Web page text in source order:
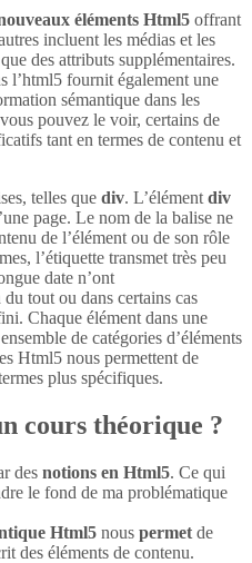
éléments Html5 offrant
incluent les médias et les
des attributs supplémentaires.
l’html5 fournit également une
sémantique dans les
pouvez le voir, certains de
tant en termes de contenu et
telles que div. L’élément div
page. Le nom de la balise ne
de l’élément ou de son rôle
l’étiquette transmet très peu
date n’ont
tout ou dans certains cas
Chaque élément dans une
de catégories d’éléments
Html5 nous permettent de
plus spécifiques.
cours théorique ?
des notions en Html5. Ce qui
le fond de ma problématique
Html5 nous permet de
des éléments de contenu.